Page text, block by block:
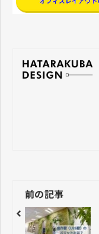
前の記事